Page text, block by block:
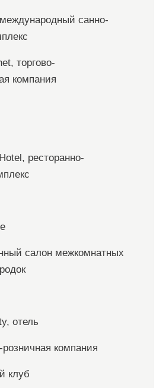
санно-
торгово-
компания
ресторанно-
салон межкомнатных
отель
компания
клуб